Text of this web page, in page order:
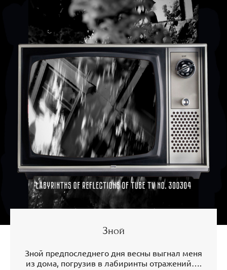
Зной
Зной предпоследнего дня весны выгнал меня
из дома, погрузив в лабиринты отражений….